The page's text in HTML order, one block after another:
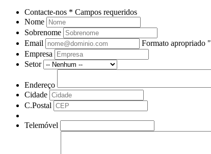
Contacte-nos * Campos requeridos
Nome
Sobrenome
Email
Formato apropriado
Empresa
Setor
Endereço
Cidade
C.Postal
Telemóvel